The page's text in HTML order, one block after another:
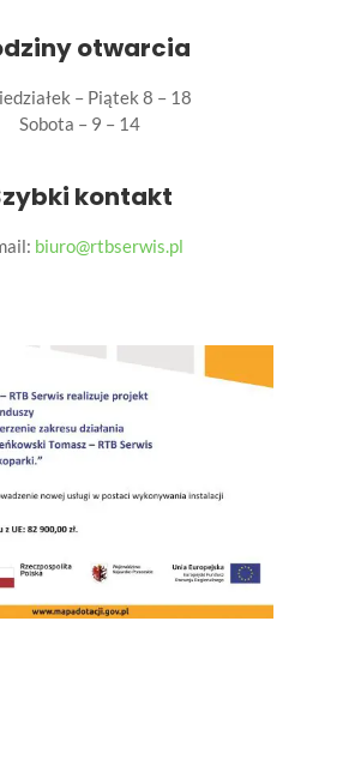
otwarcia
– Piątek 8 – 18
Sobota – 9 – 14
kontakt
biuro@rtbserwis.pl